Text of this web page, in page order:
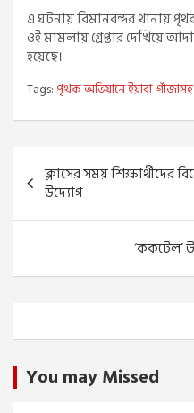
এ ঘটনায় বিমানবন্দর থানায়
ওই মামলায় গ্রেপ্তার দেখিয়ে
হয়েছে।
Tags: পৃথক অভিযানে ইয়াবা-
Post
navigation
ক্লাসের সময় শিক্ষার্থীদের
উদ্যোগ
‘ককটেল’
You may Missed